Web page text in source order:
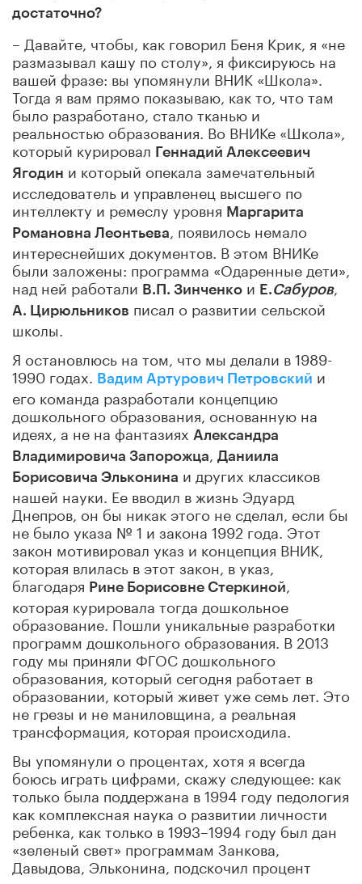
достаточно?
– Давайте, чтобы, как говорил Беня Крик, я «не
размазывал кашу по столу», я фиксируюсь на
вашей фразе: вы упомянули ВНИК «Школа».
Тогда я вам прямо показываю, как то, что там
было разработано, стало тканью и
реальностью образования. Во ВНИКе «Школа»,
который курировал Геннадий Алексеевич
Ягодин и который опекала замечательный
исследователь и управленец высшего по
интеллекту и ремеслу уровня Маргарита
Романовна Леонтьева
, появилось немало
интереснейших документов. В этом ВНИКе
были заложены: программа «Одаренные дети»,
над ней работали В.П. Зинченко и Е.Сабуров,
А. Цирюльников писал о развитии сельской
школы.
Я остановлюсь на том, что мы делали в 1989-
1990 годах. Вадим Артурович Петровский и
его команда разработали концепцию
дошкольного образования, основанную на
идеях, а не на фантазиях Александра
Владимировича Запорожца
Даниила
Борисовича Эльконина и других классиков
нашей науки. Ее вводил в жизнь Эдуард
Днепров, он бы никак этого не сделал, если бы
не было указа № 1 и закона 1992 года. Этот
закон мотивировал указ и концепция ВНИК,
которая влилась в этот закон, в указ,
благодаря Рине Борисовне Стеркиной
которая курировала тогда дошкольное
образование. Пошли уникальные разработки
программ дошкольного образования. В 2013
году мы приняли ФГОС дошкольного
образования, который сегодня работает в
образовании, который живет уже семь лет. Это
не грезы и не маниловщина, а реальная
трансформация, которая происходила.
Вы упомянули о процентах, хотя я всегда
боюсь играть цифрами, скажу следующее: как
только была поддержана в 1994 году педология
как комплексная наука о развитии личности
ребенка, как только в 1993–1994 году был дан
«зеленый свет» программам Занкова,
Давыдова, Эльконина, подскочил процент